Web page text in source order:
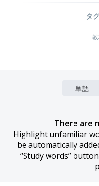
タ
教
単語
There are
Highlight unfamiliar
be automatically
“Study words”